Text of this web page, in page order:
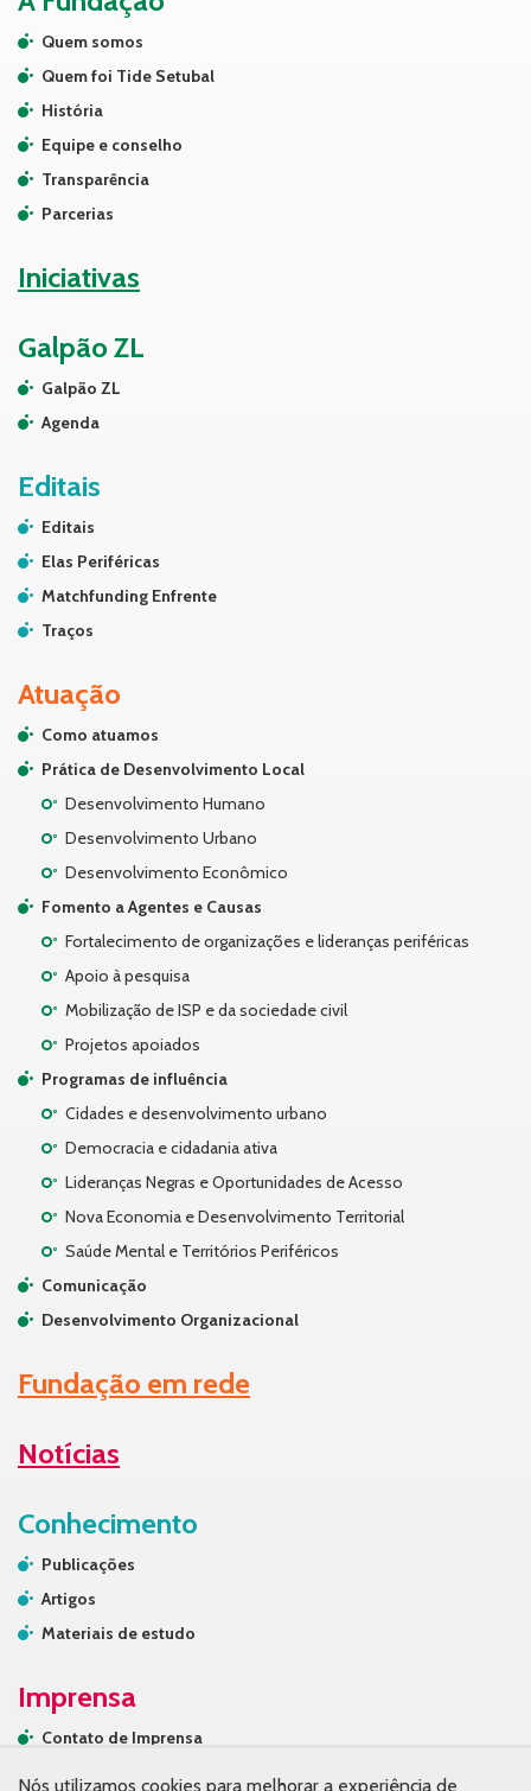
Quem somos
Quem foi Tide Setubal
História
Equipe e conselho
Transparência
Parcerias
Iniciativas
Galpão ZL
Galpão ZL
Agenda
Editais
Editais
Elas Periféricas
Matchfunding Enfrente
Traços
Atuação
Como atuamos
Prática de Desenvolvimento Local
Desenvolvimento Humano
Desenvolvimento Urbano
Desenvolvimento Econômico
Fomento a Agentes e Causas
Fortalecimento de organizações e lideranças periféricas
Apoio à pesquisa
Mobilização de ISP e da sociedade civil
Projetos apoiados
Programas de influência
Cidades e desenvolvimento urbano
Democracia e cidadania ativa
Lideranças Negras e Oportunidades de Acesso
Nova Economia e Desenvolvimento Territorial
Saúde Mental e Territórios Periféricos
Comunicação
Desenvolvimento Organizacional
Fundação em rede
Notícias
Conhecimento
Publicações
Artigos
Materiais de estudo
Imprensa
Contato de Imprensa
Nós utilizamos cookies para melhorar a experiência de